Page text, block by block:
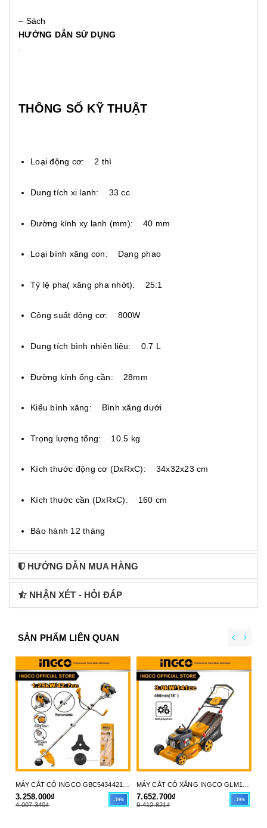
– Sách
HƯỚNG DẪN SỬ DỤNG
.
THÔNG SỐ KỸ THUẬT
Loại động cơ: 2 thì
Dung tích xi lanh: 33 cc
Đường kính xy lanh (mm): 40 mm
Loại bình xăng con: Dạng phao
Tỷ lệ pha( xăng pha nhớt): 25:1
Công suất động cơ: 800W
Dung tích bình nhiên liệu: 0.7 L
Đường kính ống cần: 28mm
Kiểu bình xăng: Bình xăng dưới
Trọng lượng tổng: 10.5 kg
Kích thước động cơ (DxRxC): 34x32x23 cm
Kích thước cần (DxRxC): 160 cm
Bảo hành 12 tháng
HƯỚNG DẪN MUA HÀNG
NHẬN XÉT - HỎI ĐÁP
SẢN PHẨM LIÊN QUAN
3.258.000₫
4.007.340₫
-19% 7.652.700₫
9.412.821₫
-19%